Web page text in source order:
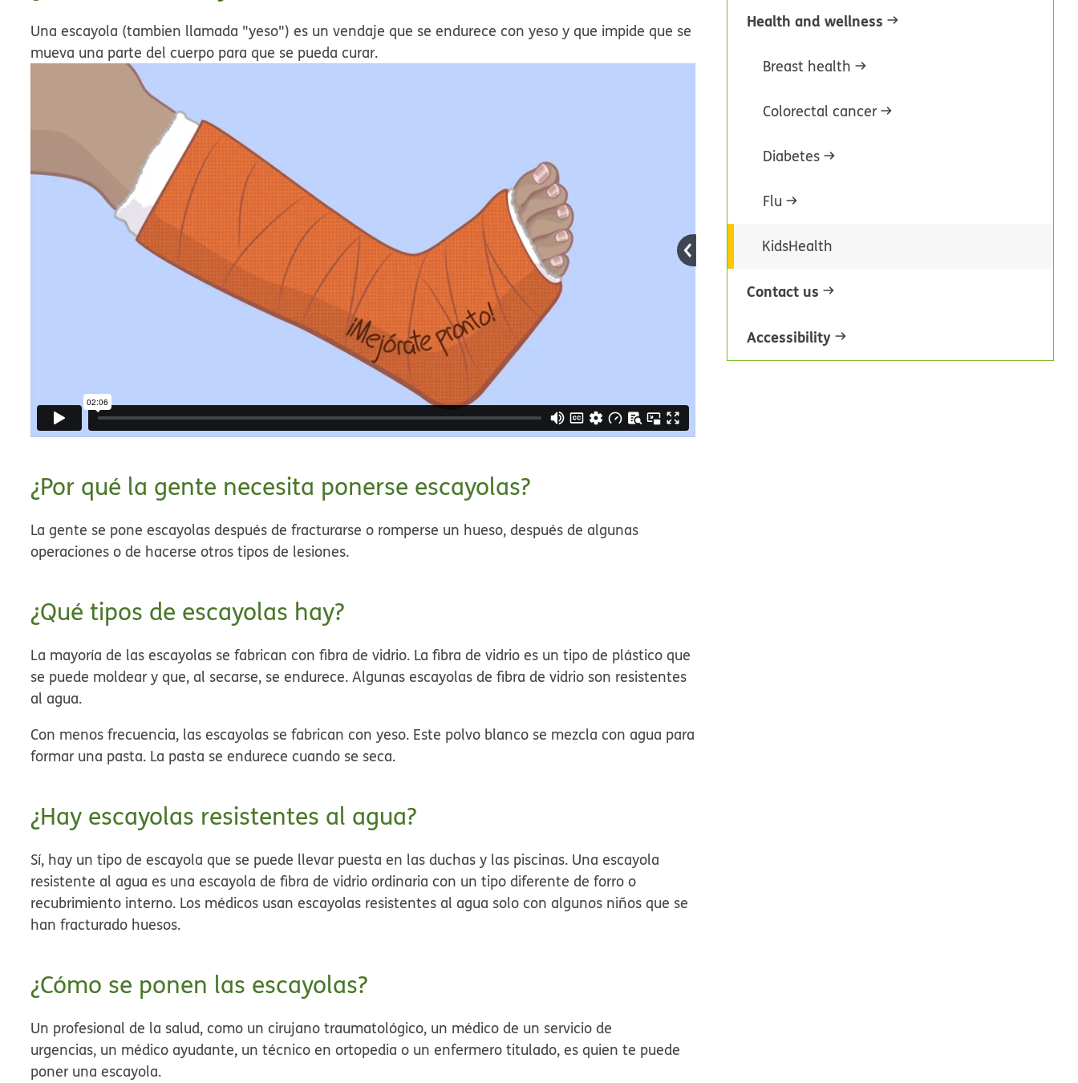
Una escayola (tambien llamada "yeso") es un vendaje que se endurece con yeso y que impide que se
mueva una parte del cuerpo para que se pueda curar.
¿Por qué la gente necesita ponerse escayolas?
La gente se pone escayolas después de fracturarse o romperse un hueso, después de algunas
operaciones o de hacerse otros tipos de lesiones.
¿Qué tipos de escayolas hay?
La mayoría de las escayolas se fabrican con fibra de vidrio. La fibra de vidrio es un tipo de plástico que
se puede moldear y que, al secarse, se endurece. Algunas escayolas de fibra de vidrio son resistentes
al agua.
Con menos frecuencia, las escayolas se fabrican con yeso. Este polvo blanco se mezcla con agua para
formar una pasta. La pasta se endurece cuando se seca.
¿Hay escayolas resistentes al agua?
Sí, hay un tipo de escayola que se puede llevar puesta en las duchas y las piscinas. Una escayola
resistente al agua es una escayola de fibra de vidrio ordinaria con un tipo diferente de forro o
recubrimiento interno. Los médicos usan escayolas resistentes al agua solo con algunos niños que se
han fracturado huesos.
¿Cómo se ponen las escayolas?
Un profesional de la salud, como un cirujano traumatológico, un médico de un servicio de
urgencias, un médico ayudante, un técnico en ortopedia o un enfermero titulado, es quien te puede
poner una escayola.
Health and wellness
Breast health
Colorectal cancer
Diabetes
Flu
KidsHealth
Contact us
Accessibility